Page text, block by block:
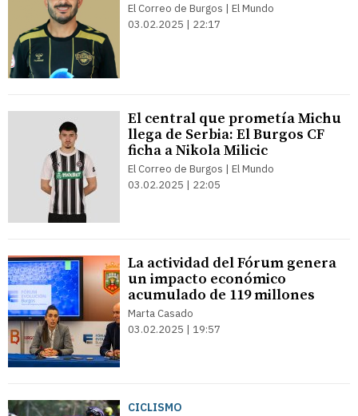
El Correo de Burgos | El Mundo
03.02.2025 | 22:17
El central que prometía Michu
llega de Serbia: El Burgos CF
ficha a Nikola Milicic
El Correo de Burgos | El Mundo
03.02.2025 | 22:05
La actividad del Fórum genera
un impacto económico
acumulado de 119 millones
Marta Casado
03.02.2025 | 19:57
CICLISMO